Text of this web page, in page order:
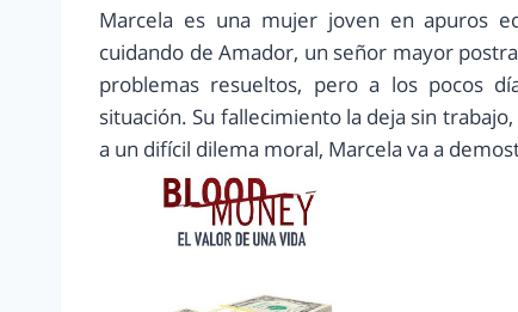
Marcela es una mujer joven en apuros
cuidando de Amador, un señor mayor
problemas resueltos, pero a los pocos
situación. Su fallecimiento la deja sin
a un difícil dilema moral, Marcela va a